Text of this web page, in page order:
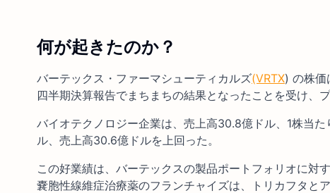
何が起きたのか？
バーテックス・ファーマシューティカルズ(VRTX) の株価
四半期決算報告でまちまちの結果となったことを受け、
バイオテクノロジー企業は、売上高30.8億ドル、1株当
ル、売上高30.6億ドルを上回った。
この好業績は、バーテックスの製品ポートフォリオに対
嚢胞性線維症治療薬のフランチャイズは、トリカフタ